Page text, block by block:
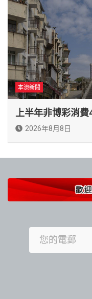
本澳新聞
上半年非博彩消
2026年8月8日